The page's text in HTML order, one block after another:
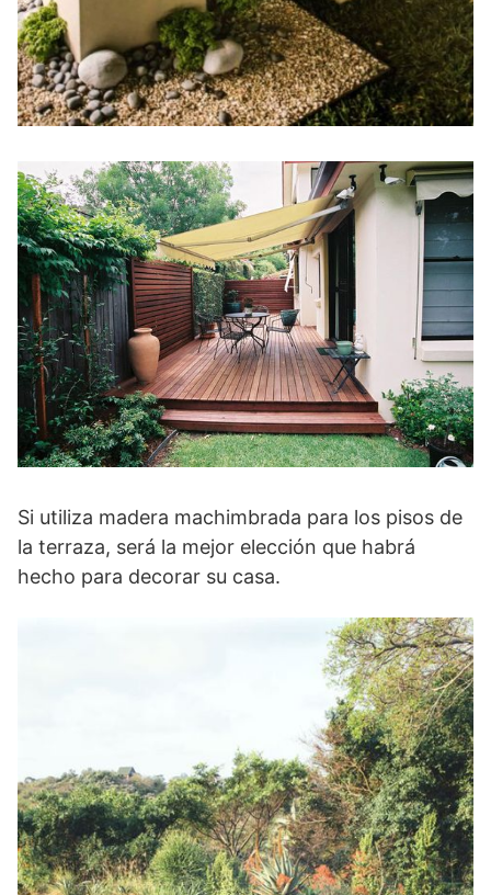
Si utiliza madera machimbrada para los pisos de
la terraza, será la mejor elección que habrá
hecho para decorar su casa.